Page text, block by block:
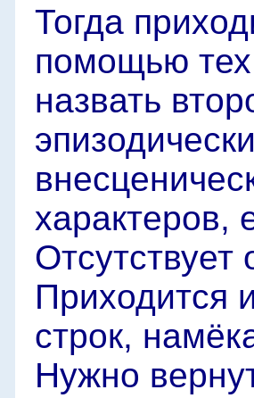
Тогда
помощью
назвать
характеров,
Приходится
строк,
Нужно